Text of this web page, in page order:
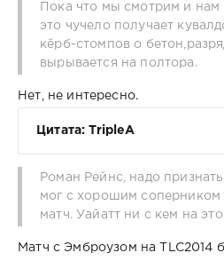
Пока что мы смотрим и нам
это чучело получает
кёрб-стомпов о
вырывается на полтора.
Нет, не интересно.
Цитата: TripleA
Роман Рейнс, надо
мог с хорошим соперником
матч. Уайатт ни с кем на
Матч с Эмброузом на TLC2014